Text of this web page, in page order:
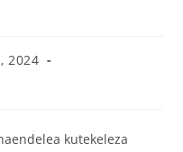
2024
kutekeleza